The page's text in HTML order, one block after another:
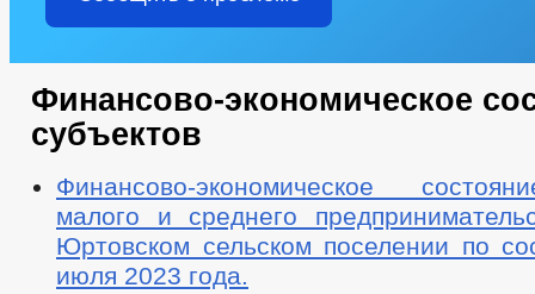
Финансово-экономическое
субъектов
Финансово-экономическое
малого и среднего
Юртовском сельском поселении по
июля 2023 года.